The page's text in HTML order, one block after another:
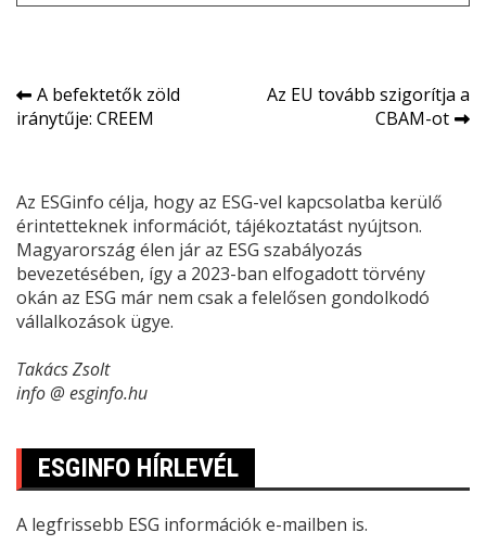
Bejegyzés
navigáció
A befektetők zöld
iránytűje: CREEM
Az EU tovább szigorítja a
CBAM-ot
Az ESGinfo célja, hogy az ESG-vel kapcsolatba kerülő
érintetteknek információt, tájékoztatást nyújtson.
Magyarország élen jár az ESG szabályozás
bevezetésében, így a 2023-ban elfogadott törvény
okán az ESG már nem csak a felelősen gondolkodó
vállalkozások ügye.
Takács Zsolt
info @ esginfo.hu
ESGINFO HÍRLEVÉL
A legfrissebb ESG információk e-mailben is.